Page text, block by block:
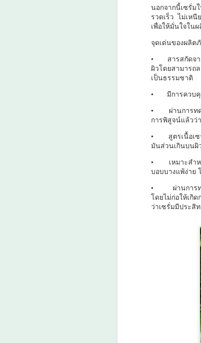
นอกจากนี้เซรั่ม
รวดเร็ว ไม่เห
เพื่อให้มั่นใจใน
จุดเด่นของผลิ
•
สารสกัดจ
ผิวโดยสามารถ
เป็นธรรมชาติ
•
มีการควบ
•
ผ่านการท
การพิสูจน์แล้วว่
•
สูตรเนื้อเ
มันส่วนเกินบนผิ
•
เหมาะส
บอบบางแพ้ง่าย
•
ผ่านกา
โดยไม่ก่อให้เกิ
ว่าเซรั่มมีประสิ